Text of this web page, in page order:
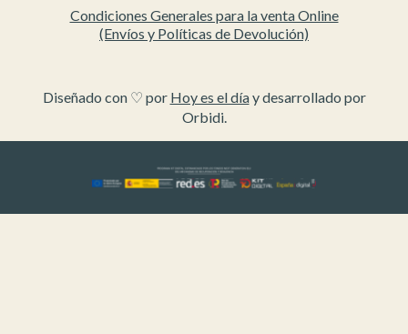
Condiciones Generales para la venta Online
(Envíos y Políticas de Devolución)
Diseñado con ♡ por Hoy es el díay desarrollado por
Orbidi.